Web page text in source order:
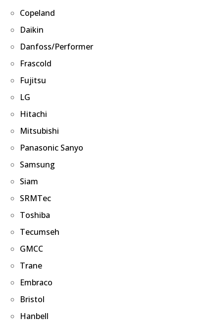
Copeland
Daikin
Danfoss/Performer
Frascold
Fujitsu
LG
Hitachi
Mitsubishi
Panasonic Sanyo
Samsung
Siam
SRMTec
Toshiba
Tecumseh
GMCC
Trane
Embraco
Bristol
Hanbell